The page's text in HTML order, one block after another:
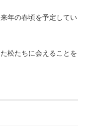
年の春頃を予定してい
松たちに会えることを